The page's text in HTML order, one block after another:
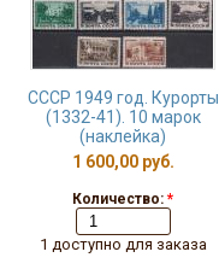
СССР 1949 год. Курорты
(1332-41). 10 марок
(наклейка)
1 600,00 руб.
Количество: *
1 доступно для заказа